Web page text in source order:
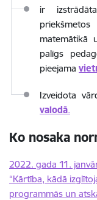
ir
matemātikā
palīgs
pieejama
Izveidota
valodā.
Ko nosaka
2022. gada 11.
“Kārtība, kādā
programmās un